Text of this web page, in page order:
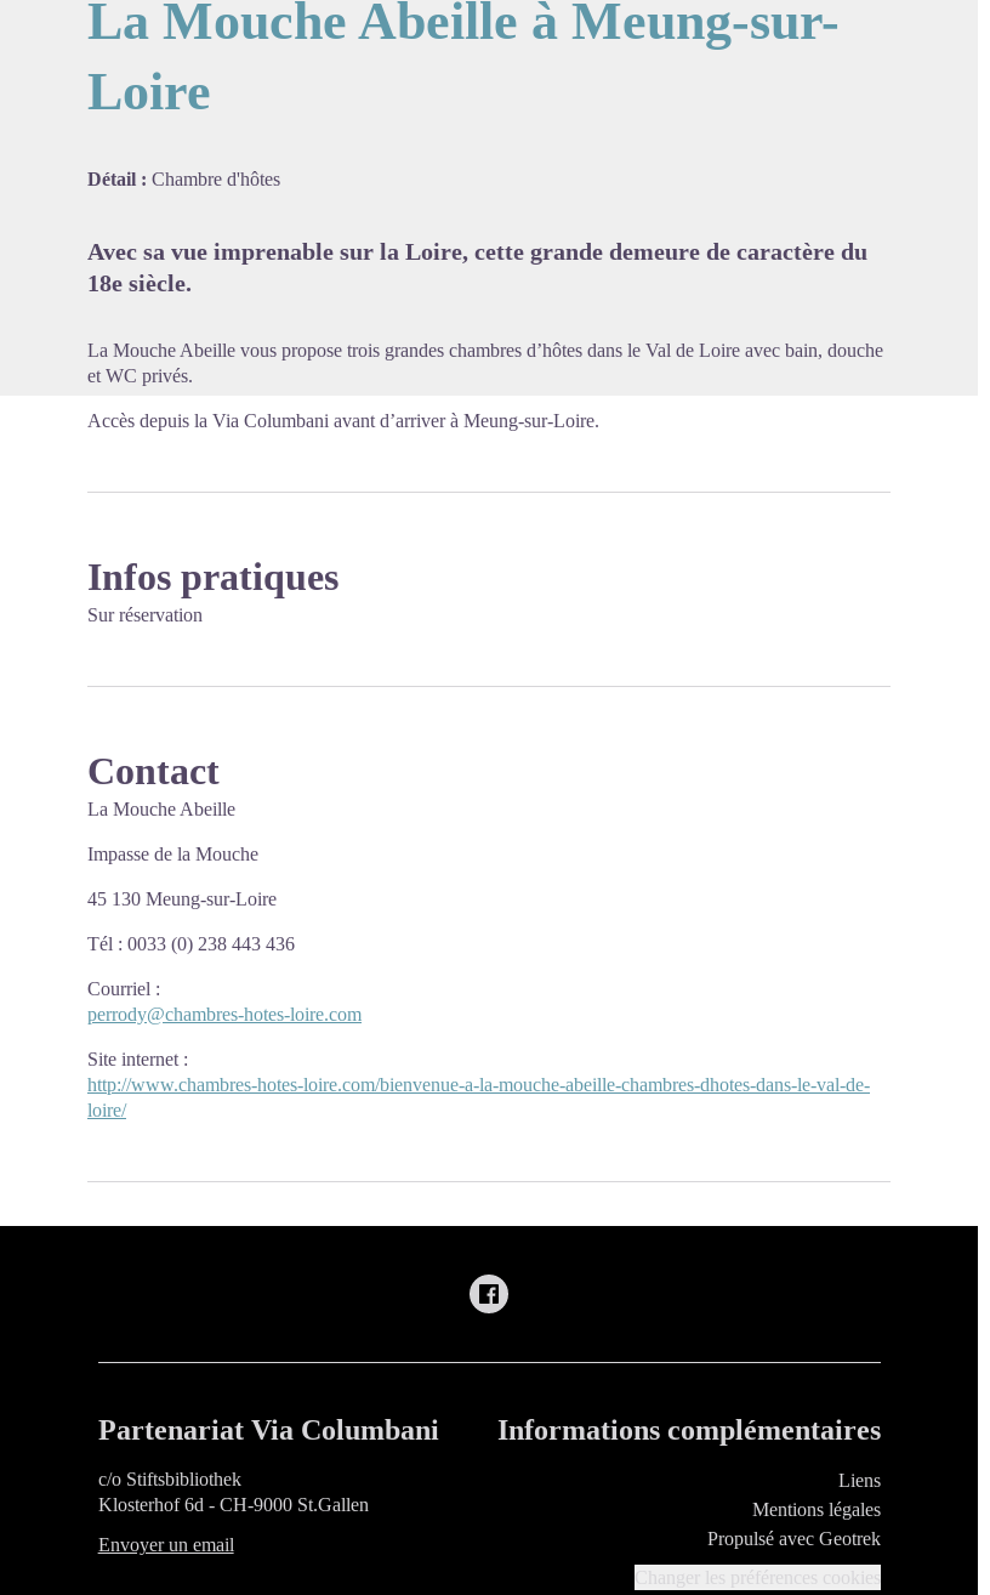
La Mouche Abeille à Meung-sur-
Loire
Détail : Chambre d'hôtes
Avec sa vue imprenable sur la Loire, cette grande demeure de caractère du
18e siècle.
La Mouche Abeille vous propose trois grandes chambres d’hôtes dans le Val de Loire avec bain, douche
et WC privés.
Accès depuis la Via Columbani avant d’arriver à Meung-sur-Loire.
Infos pratiques
Sur réservation
Contact
La Mouche Abeille
Impasse de la Mouche
45 130 Meung-sur-Loire
Tél : 0033 (0) 238 443 436
Courriel :
perrody@chambres-hotes-loire.com
Site internet :
http://www.chambres-hotes-loire.com/bienvenue-a-la-mouche-abeille-chambres-dhotes-dans-le-val-de-
loire/
Partenariat Via Columbani
c/o Stiftsbibliothek
Klosterhof 6d - CH-9000 St.Gallen
Envoyer un email
Informations complémentaires
Liens
Mentions légales
Propulsé avec Geotrek
Changer les préférences cookies